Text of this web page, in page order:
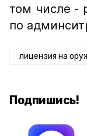
том числе -
по
лицензия на
Подпишись!